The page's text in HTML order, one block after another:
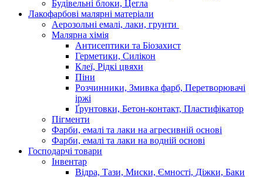
Будівельні блоки, Цегла
Лакофарбові малярні матеріали
Аерозольні емалі, лаки, грунти
Малярна хімія
Антисептики та Біозахист
Герметики, Силікон
Клеї, Рідкі цвяхи
Піни
Розчинники, Змивка фарб, Перетворювачі
іржі
Ґрунтовки, Бетон-контакт, Пластифікатор
Пігменти
Фарби, емалі та лаки на агресивній основі
Фарби, емалі та лаки на водній основі
Господарчі товари
Інвентар
Відра, Тази, Миски, Ємності, Діжки, Баки